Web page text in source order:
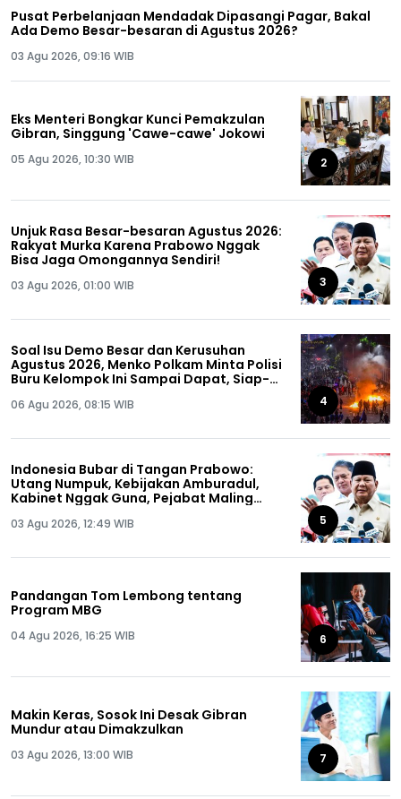
Pusat Perbelanjaan Mendadak Dipasangi Pagar, Bakal
Ada Demo Besar-besaran di Agustus 2026?
03 Agu 2026, 09:16 WIB
Eks Menteri Bongkar Kunci Pemakzulan
Gibran, Singgung 'Cawe-cawe' Jokowi
05 Agu 2026, 10:30 WIB 2
Unjuk Rasa Besar-besaran Agustus 2026:
Rakyat Murka Karena Prabowo Nggak
Bisa Jaga Omongannya Sendiri!
03 Agu 2026, 01:00 WIB 3
Soal Isu Demo Besar dan Kerusuhan
Agustus 2026, Menko Polkam Minta Polisi
Buru Kelompok Ini Sampai Dapat, Siap-
06 Agu 2026, 08:15 WIB 4
Indonesia Bubar di Tangan Prabowo:
Utang Numpuk, Kebijakan Amburadul,
Kabinet Nggak Guna, Pejabat Maling
03 Agu 2026, 12:49 WIB 5
Pandangan Tom Lembong tentang
Program MBG
04 Agu 2026, 16:25 WIB 6
Makin Keras, Sosok Ini Desak Gibran
Mundur atau Dimakzulkan
03 Agu 2026, 13:00 WIB 7